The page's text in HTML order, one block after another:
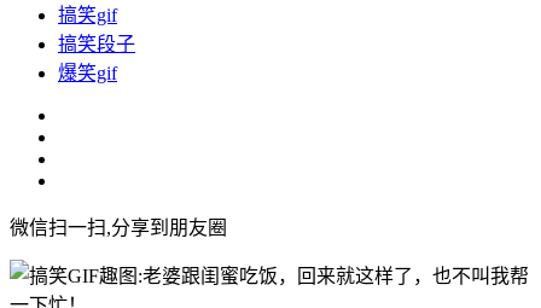
搞笑gif
搞笑段子
爆笑gif
微信扫一扫,分享到朋友圈